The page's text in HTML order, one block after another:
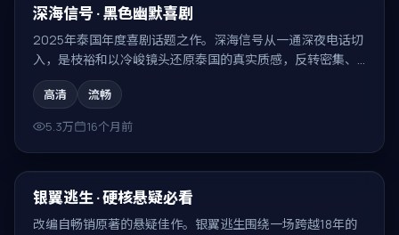
最新
深海信号 · 黑色幽默喜剧
2025年泰国年度喜剧话题之作。深海信号从一通深夜电话切
入，是枝裕和以冷峻镜头还原泰国的真实质感，反转密集、
回味无穷。
高清
流畅
5.3万
16个月前
最新
银翼逃生 · 硬核悬疑必看
改编自畅销原著的悬疑佳作。银翼逃生围绕一场跨越18年的